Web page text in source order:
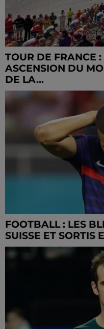
TOUR DE FRANCE
ASCENSION DU
DE LA...
FOOTBALL : LES
SUISSE ET SORTIS